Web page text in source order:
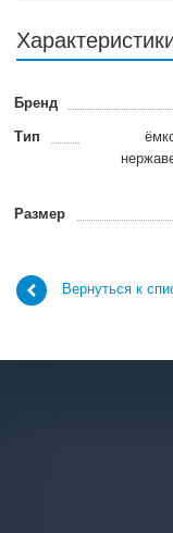
Бренд
Тип
Размер
Вернуться к